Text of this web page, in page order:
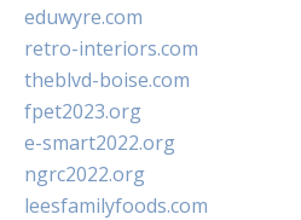
eduwyre.com
retro-interiors.com
theblvd-boise.com
fpet2023.org
e-smart2022.org
ngrc2022.org
leesfamilyfoods.com